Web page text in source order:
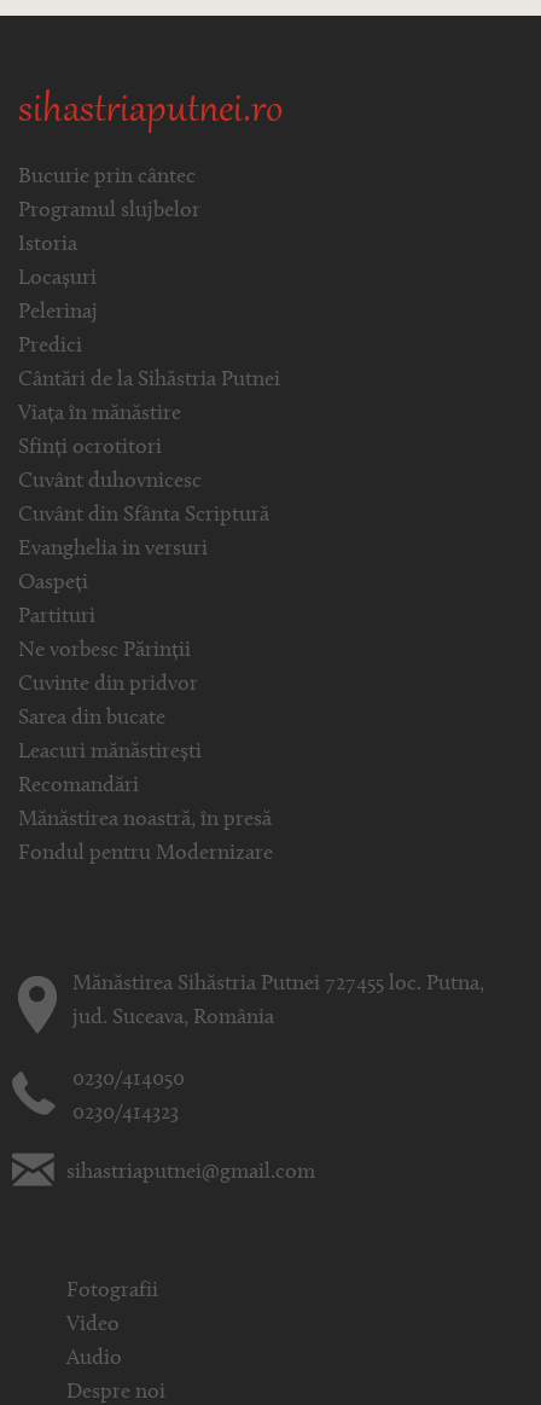
sihastriaputnei.ro
Bucurie prin cântec
Programul slujbelor
Istoria
Locașuri
Pelerinaj
Predici
Cântări de la Sihăstria Putnei
Viața în mănăstire
Sfinți ocrotitori
Cuvânt duhovnicesc
Cuvânt din Sfânta Scriptură
Evanghelia in versuri
Oaspeți
Partituri
Ne vorbesc Părinții
Cuvinte din pridvor
Sarea din bucate
Leacuri mănăstirești
Recomandări
Mănăstirea noastră, în presă
Fondul pentru Modernizare
Mănăstirea Sihăstria Putnei 727455 loc. Putna,
jud. Suceava, România
0230/414050
0230/414323
sihastriaputnei@gmail.com
Fotografii
Video
Audio
Despre noi